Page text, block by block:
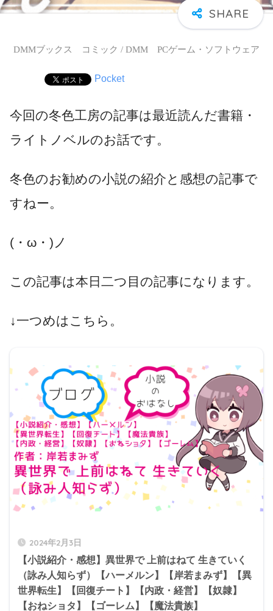
DMMブックス コミック / DMM PCゲーム・ソフトウェア
Pocket
今回の冬色工房の記事は最近読んだ書籍・
ライトノベルのお話です。
冬色のお勧めの小説の紹介と感想の記事で
すねー。
(・ω・)ノ
この記事は本日二つ目の記事になります。
↓一つめはこちら。
2024年2月3日
【小説紹介・感想】異世界で 上前はねて 生きていく
（詠み人知らず）【ハーメルン】【岸若まみず】【異
世界転生】【回復チート】【内政・経営】【奴隷】
【おねショタ】【ゴーレム】【魔法貴族】